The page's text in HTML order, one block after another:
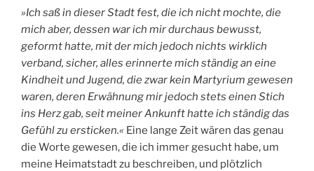
»Ich saß in dieser Stadt fest, die ich nicht mochte, die
mich aber, dessen war ich mir durchaus bewusst,
geformt hatte, mit der mich jedoch nichts wirklich
verband, sicher, alles erinnerte mich ständig an eine
Kindheit und Jugend, die zwar kein Martyrium gewesen
waren, deren Erwähnung mir jedoch stets einen Stich
ins Herz gab, seit meiner Ankunft hatte ich ständig das
Gefühl zu ersticken.« Eine lange Zeit wären das genau
die Worte gewesen, die ich immer gesucht habe, um
meine Heimatstadt zu beschreiben, und plötzlich